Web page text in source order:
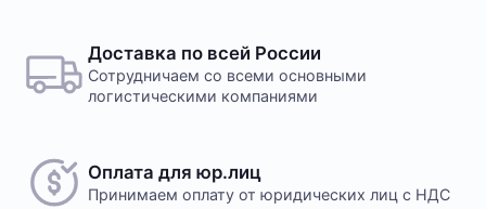
Доставка по всей России
Сотрудничаем со всеми основными
логистическими компаниями
Оплата для юр.лиц
Принимаем оплату от юридических лиц с НДС